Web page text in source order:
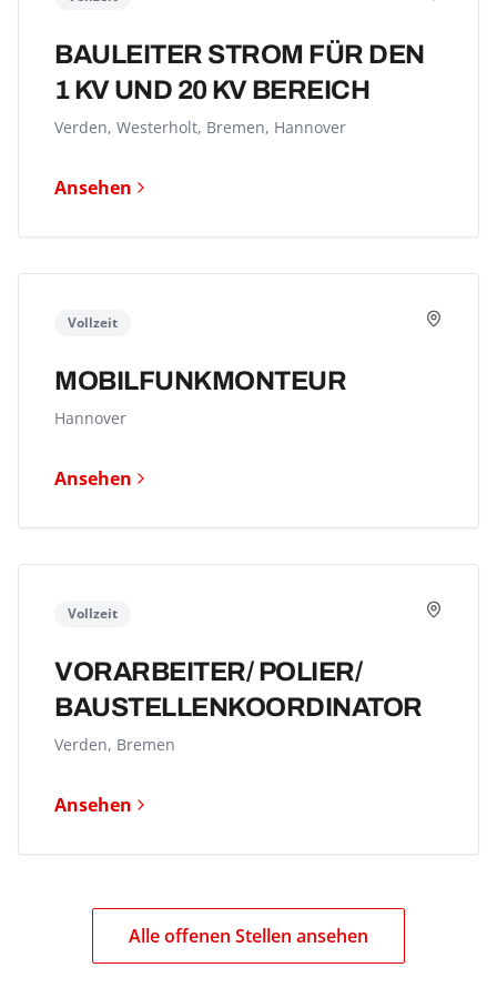
BAULEITER STROM FÜR DEN
1 KV UND 20 KV BEREICH
Verden, Westerholt, Bremen, Hannover
Ansehen
Vollzeit
MOBILFUNKMONTEUR
Hannover
Ansehen
Vollzeit
VORARBEITER/ POLIER/
BAUSTELLEN­KOORDINATOR
Verden, Bremen
Ansehen
Alle offenen Stellen ansehen